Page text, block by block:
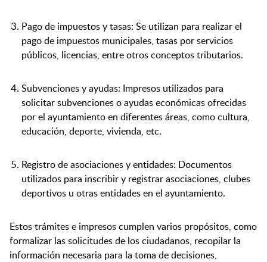
Pago de impuestos y tasas: Se utilizan para realizar el
pago de impuestos municipales, tasas por servicios
públicos, licencias, entre otros conceptos tributarios.
Subvenciones y ayudas: Impresos utilizados para
solicitar subvenciones o ayudas económicas ofrecidas
por el ayuntamiento en diferentes áreas, como cultura,
educación, deporte, vivienda, etc.
Registro de asociaciones y entidades: Documentos
utilizados para inscribir y registrar asociaciones, clubes
deportivos u otras entidades en el ayuntamiento.
Estos trámites e impresos cumplen varios propósitos, como
formalizar las solicitudes de los ciudadanos, recopilar la
información necesaria para la toma de decisiones,